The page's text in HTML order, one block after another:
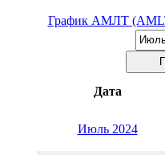
График АМЛТ
Дата
Июль 2024